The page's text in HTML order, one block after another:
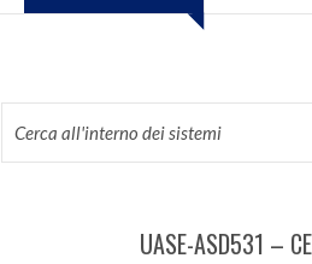
UASE-ASD531 –